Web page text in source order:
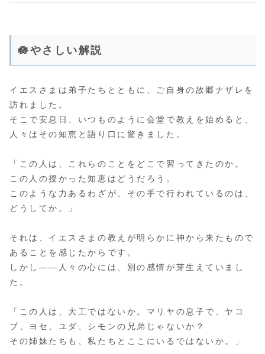
🪷やさしい解説
イエスさまは弟子たちとともに、ご自身の故郷ナザレを
訪れました。
そこで安息日、いつものように会堂で教えを始めると、
人々はその知恵と語り口に驚きました。
「この人は、これらのことをどこで習ってきたのか。
この人の授かった知恵はどうだろう。
このような力あるわざが、その手で行われているのは、
どうしてか。」
それは、イエスさまの教えが明らかに神から来たもので
あることを感じたからです。
しかし――人々の心には、別の感情が芽生えていまし
た。
「この人は、大工ではないか。マリヤの息子で、ヤコ
ブ、ヨセ、ユダ、シモンの兄弟じゃないか？
その姉妹たちも、私たちとここにいるではないか。」